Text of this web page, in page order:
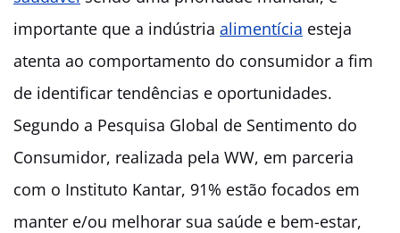
importante que a indústria alimentícia esteja
atenta ao comportamento do consumidor a fim
de identificar tendências e oportunidades.
Segundo a Pesquisa Global de Sentimento do
Consumidor, realizada pela WW, em parceria
com o Instituto Kantar, 91% estão focados em
manter e/ou melhorar sua saúde e bem-estar,